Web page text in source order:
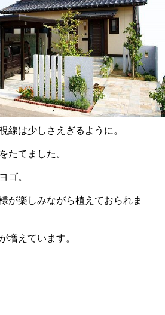
線は少しさえぎるように。
たてました。
ゴ。
が楽しみながら植えておられま
増えています。